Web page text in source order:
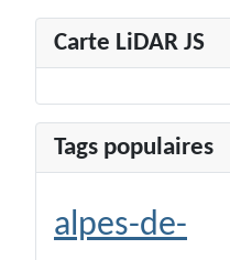
Carte LiDAR JS
Tags populaires
alpes-de-